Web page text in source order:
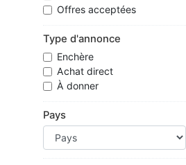
Offres acceptées
Type d'annonce
Enchère
Achat direct
À donner
Pays